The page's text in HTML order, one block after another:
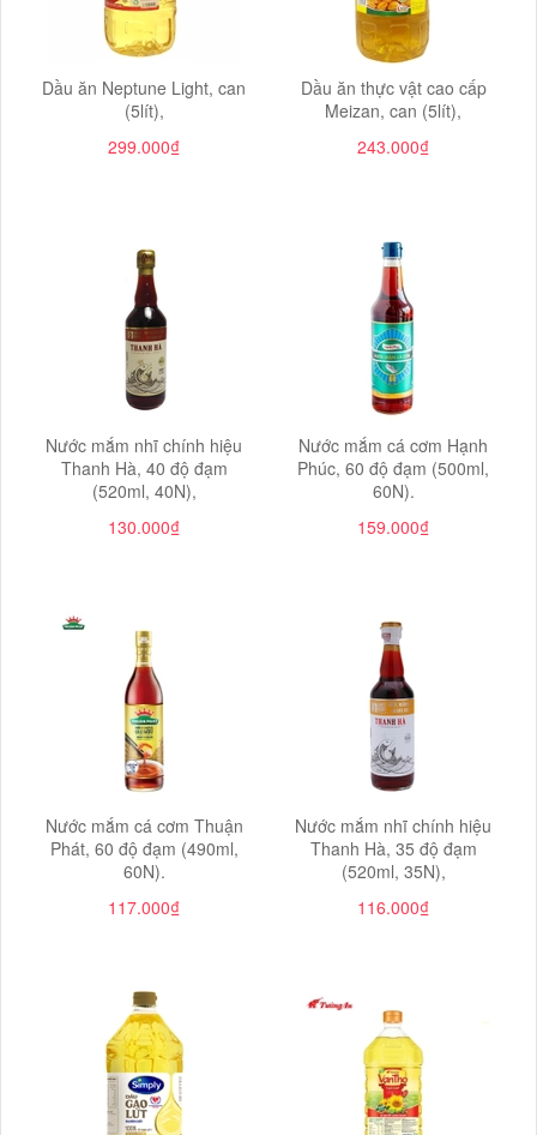
Dầu ăn Neptune Light, can
(5lít),
299.000₫
Dầu ăn thực vật cao cấp
Meizan, can (5lít),
243.000₫
Nước mắm nhĩ chính hiệu
Thanh Hà, 40 độ đạm
(520ml, 40N),
130.000₫
Nước mắm cá cơm Hạnh
Phúc, 60 độ đạm (500ml,
60N).
159.000₫
Nước mắm cá cơm Thuận
Phát, 60 độ đạm (490ml,
60N).
117.000₫
Nước mắm nhĩ chính hiệu
Thanh Hà, 35 độ đạm
(520ml, 35N),
116.000₫